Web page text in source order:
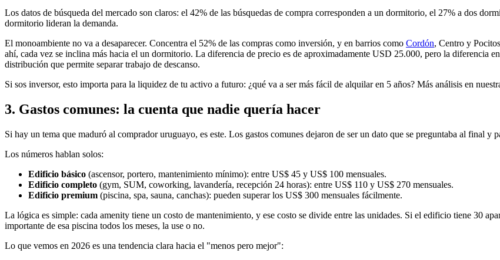
Los datos de búsqueda del mercado son claros: el 42% de las búsquedas de compra corresponden a un dormitorio, el 27% a dos
dormitorio lideran la demanda.
El monoambiente no va a desaparecer. Concentra el 52% de las compras como inversión, y en barrios como Cordón, Centro y
ahí, cada vez se inclina más hacia el un dormitorio. La diferencia de precio es de aproximadamente USD 25.000, pero la diferencia
distribución que permite separar trabajo de descanso.
Si sos inversor, esto importa para la liquidez de tu activo a futuro: ¿qué va a ser más fácil de alquilar en 5 años? Más análisis en
3. Gastos comunes: la cuenta que nadie quería hacer
Si hay un tema que maduró al comprador uruguayo, es este. Los gastos comunes dejaron de ser un dato que se preguntaba al final y
Los números hablan solos:
Edificio básico (ascensor, portero, mantenimiento mínimo): entre US$ 45 y US$ 100 mensuales.
Edificio completo (gym, SUM, coworking, lavandería, recepción 24 horas): entre US$ 110 y US$ 270 mensuales.
Edificio premium (piscina, spa, sauna, canchas): pueden superar los US$ 300 mensuales fácilmente.
La lógica es simple: cada amenity tiene un costo de mantenimiento, y ese costo se divide entre las unidades. Si el edificio tiene 30
importante de esa piscina todos los meses, la use o no.
Lo que vemos en 2026 es una tendencia clara hacia el "menos pero mejor":